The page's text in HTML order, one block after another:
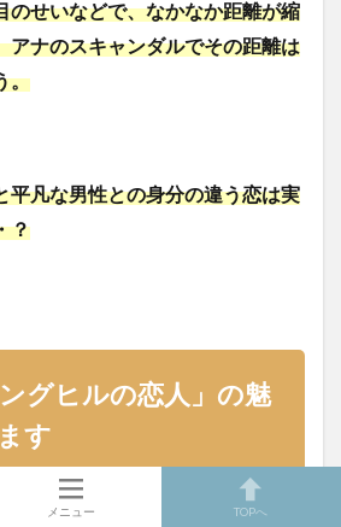
のせいなどで、なかなか距離が縮
アナのスキャンダルでその距離は
。
平凡な男性との身分の違う恋は実
？
グヒルの恋人」の魅
す
メニュー TOPへ